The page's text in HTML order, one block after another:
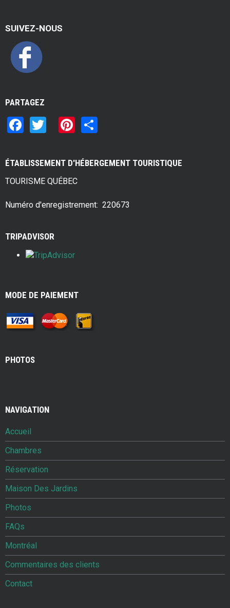
SUIVEZ-NOUS
PARTAGEZ
F
a
ce
b
o
o
wi
tt
er
Pi
nt
er
es
t
ar
e
ÉTABLISSEMENT D'HÉBERGEMENT TOURISTIQUE
TOURISME QUÉBEC
Numéro d'enregistrement: 220673
TRIPADVISOR
MODE DE PAIEMENT
PHOTOS
NAVIGATION
Accueil
Chambres
Réservation
Maison Des Jardins
Photos
FAQs
Montréal
Commentaires des clients
Contact